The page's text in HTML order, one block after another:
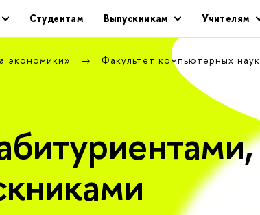
Студентам Выпускникам Учителям
экономики» Факультет компьютерных наук